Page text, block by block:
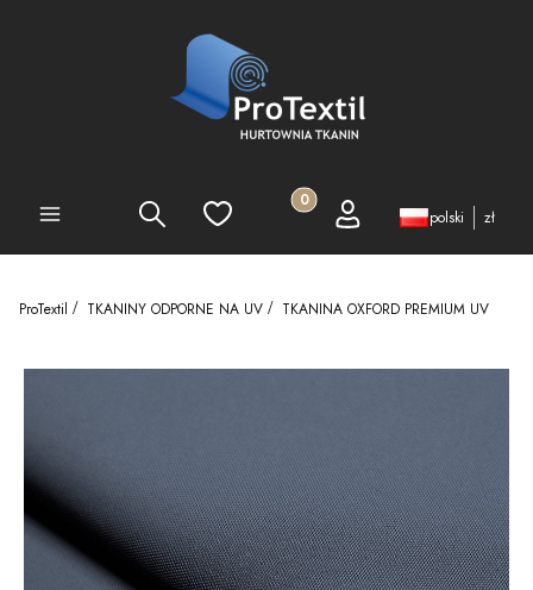
PEŁNA OFERTA Szukaj Ulubione Produkty w koszyku: 0. Zobacz
Koszyk Zaloguj się polski zł
ProTextil TKANINY ODPORNE NA UV TKANINA OXFORD PREMIUM UV